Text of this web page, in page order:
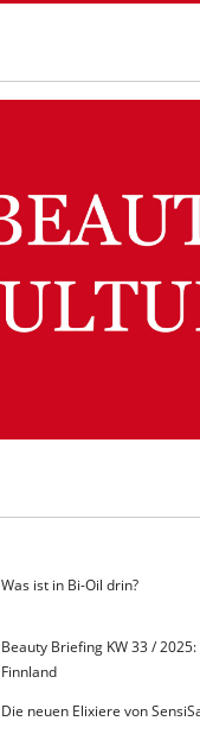
Was ist in Bi-Oil drin?
Beauty Briefing KW 33 /
Finnland
Die neuen Elixiere von